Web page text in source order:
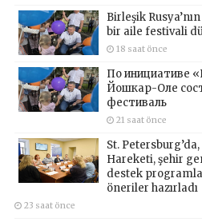
Birleşik
bir aile festivali
18 saat önce
По инициативе
Йошкар-Оле
фестиваль
21 saat önce
St.
Hareketi, şehir
destek
öneriler hazırladı
23 saat önce